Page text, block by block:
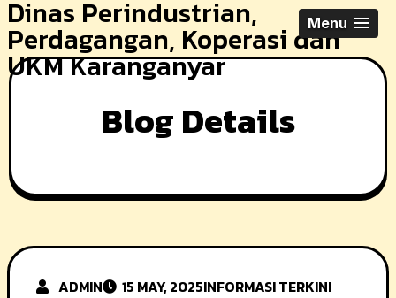
Skip
to
content
Dinas Perindustrian,
Perdagangan, Koperasi dan
UKM Karanganyar
Menu
Blog Details
ADMIN 15 MAY, 2025INFORMASI TERKINI